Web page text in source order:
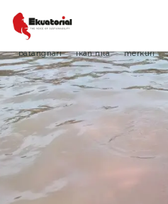
LIPUTAN KHUSUS
batanghari ikan nila merkuri